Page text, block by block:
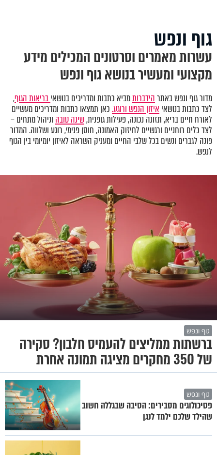
גוף ונפש
עשרות מאמרים וסרטונים המכילים מידע
מקצועי ומעשיר בנושא גוף ונפש
מדור גוף ונפש באתרהידברותמביא כתבות ומדריכים בנושאיבריאות הגוף,
לצד כתבות בנושאי איזון הנפש ורוגע.כאן תמצאו כתבות ומדריכים מעשיים
לאורח חיים בריא, תזונה נכונה, פעילות גופנית,שינה טובה וניהול מתחים –
לצד כלים רוחניים ורגשיים לחיזוק האמונה, חוסן פנימי, רוגע ושלווה. המדור
פונה לגברים ונשים בכל שלבי החיים ומעניק השראה לאיזון יומיומי בין הגוף
לנפש.
גוף ונפש
ברשתות ממליצים להעמיס חלבון? סקירה
של 350 מחקרים מציגה תמונה אחרת
גוף ונפש
פסיכולוגים מסבירים: הסיבה שבגללה חשוב
שהילד שלכם ילמד לנגן